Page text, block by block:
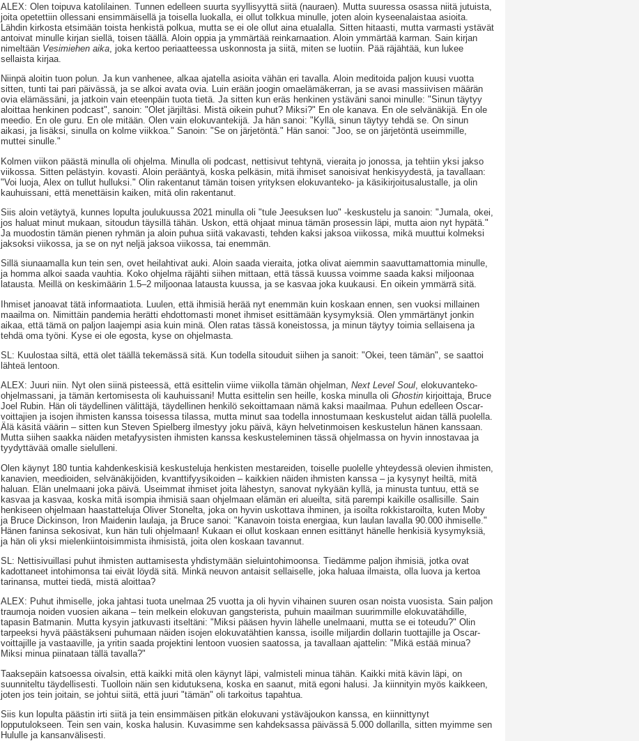
ALEX: Olen toipuva katolilainen. Tunnen edelleen suurta syyllisyyttä siitä (nauraen). Mutta suuressa osassa niitä jutuista,
joita opetettiin ollessani ensimmäisellä ja toisella luokalla, ei ollut tolkkua minulle, joten aloin kyseenalaistaa asioita.
Lähdin kirkosta etsimään toista henkistä polkua, mutta se ei ole ollut aina etualalla. Sitten hitaasti, mutta varmasti ystävät
antoivat minulle kirjan siellä, toisen täällä. Aloin oppia ja ymmärtää reinkarnaation. Aloin ymmärtää karman. Sain kirjan
nimeltään Vesimiehen aika , joka kertoo periaatteessa uskonnosta ja siitä, miten se luotiin. Pää räjähtää, kun lukee
sellaista kirjaa.
Niinpä aloitin tuon polun. Ja kun vanhenee, alkaa ajatella asioita vähän eri tavalla. Aloin meditoida paljon kuusi vuotta
sitten, tunti tai pari päivässä, ja se alkoi avata ovia. Luin erään joogin omaelämäkerran, ja se avasi massiivisen määrän
ovia elämässäni, ja jatkoin vain eteenpäin tuota tietä. Ja sitten kun eräs henkinen ystäväni sanoi minulle: "Sinun täytyy
aloittaa henkinen podcast", sanoin: "Olet järjiltäsi. Mistä oikein puhut? Miksi?" En ole kanava. En ole selvänäkijä. En ole
meedio. En ole guru. En ole mitään. Olen vain elokuvantekijä. Ja hän sanoi: "Kyllä, sinun täytyy tehdä se. On sinun
aikasi, ja lisäksi, sinulla on kolme viikkoa." Sanoin: "Se on järjetöntä." Hän sanoi: "Joo, se on järjetöntä useimmille,
muttei sinulle."
Kolmen viikon päästä minulla oli ohjelma. Minulla oli podcast, nettisivut tehtynä, vieraita jo jonossa, ja tehtiin yksi jakso
viikossa. Sitten pelästyin. kovasti. Aloin perääntyä, koska pelkäsin, mitä ihmiset sanoisivat henkisyydestä, ja tavallaan:
"Voi luoja, Alex on tullut hulluksi." Olin rakentanut tämän toisen yrityksen elokuvanteko- ja käsikirjoitusalustalle, ja olin
kauhuissani, että menettäisin kaiken, mitä olin rakentanut.
Siis aloin vetäytyä, kunnes lopulta joulukuussa 2021 minulla oli "tule Jeesuksen luo" -keskustelu ja sanoin: "Jumala, okei,
jos haluat minut mukaan, sitoudun täysillä tähän. Uskon, että ohjaat minua tämän prosessin läpi, mutta aion nyt hypätä."
Ja muodostin tämän pienen ryhmän ja aloin puhua siitä vakavasti, tehden kaksi jaksoa viikossa, mikä muuttui kolmeksi
jaksoksi viikossa, ja se on nyt neljä jaksoa viikossa, tai enemmän.
Sillä siunaamalla kun tein sen, ovet heilahtivat auki. Aloin saada vieraita, jotka olivat aiemmin saavuttamattomia minulle,
ja homma alkoi saada vauhtia. Koko ohjelma räjähti siihen mittaan, että tässä kuussa voimme saada kaksi miljoonaa
latausta. Meillä on keskimäärin 1.5–2 miljoonaa latausta kuussa, ja se kasvaa joka kuukausi. En oikein ymmärrä sitä.
Ihmiset janoavat tätä informaatiota. Luulen, että ihmisiä herää nyt enemmän kuin koskaan ennen, sen vuoksi millainen
maailma on. Nimittäin pandemia herätti ehdottomasti monet ihmiset esittämään kysymyksiä. Olen ymmärtänyt jonkin
aikaa, että tämä on paljon laajempi asia kuin minä. Olen ratas tässä koneistossa, ja minun täytyy toimia sellaisena ja
tehdä oma työni. Kyse ei ole egosta, kyse on ohjelmasta.
SL: Kuulostaa siltä, että olet täällä tekemässä sitä. Kun todella sitouduit siihen ja sanoit: "Okei, teen tämän", se saattoi
lähteä lentoon.
ALEX: Juuri niin. Nyt olen siinä pisteessä, että esittelin viime viikolla tämän ohjelman, Next Level Soul, elokuvanteko-
ohjelmassani, ja tämän kertomisesta oli kauhuissani! Mutta esittelin sen heille, koska minulla oli Ghostin kirjoittaja, Bruce
Joel Rubin. Hän oli täydellinen välittäjä, täydellinen henkilö sekoittamaan nämä kaksi maailmaa. Puhun edelleen Oscar-
voittajien ja isojen ihmisten kanssa toisessa tilassa, mutta minut saa todella innostumaan keskustelut aidan tällä puolella.
Älä käsitä väärin – sitten kun Steven Spielberg ilmestyy joku päivä, käyn helvetinmoisen keskustelun hänen kanssaan.
Mutta siihen saakka näiden metafyysisten ihmisten kanssa keskusteleminen tässä ohjelmassa on hyvin innostavaa ja
tyydyttävää omalle sielulleni.
Olen käynyt 180 tuntia kahdenkeskisiä keskusteluja henkisten mestareiden, toiselle puolelle yhteydessä olevien ihmisten,
kanavien, meedioiden, selvänäkijöiden, kvanttifyysikoiden – kaikkien näiden ihmisten kanssa – ja kysynyt heiltä, mitä
haluan. Elän unelmaani joka päivä. Useimmat ihmiset joita lähestyn, sanovat nykyään kyllä, ja minusta tuntuu, että se
kasvaa ja kasvaa, koska mitä isompia ihmisiä saan ohjelmaan elämän eri alueilta, sitä parempi kaikille osallisille. Sain
henkiseen ohjelmaan haastatteluja Oliver Stonelta, joka on hyvin uskottava ihminen, ja isoilta rokkistaroilta, kuten Moby
ja Bruce Dickinson, Iron Maidenin laulaja, ja Bruce sanoi: "Kanavoin toista energiaa, kun laulan lavalla 90.000 ihmiselle."
Hänen faninsa sekosivat, kun hän tuli ohjelmaan! Kukaan ei ollut koskaan ennen esittänyt hänelle henkisiä kysymyksiä,
ja hän oli yksi mielenkiintoisimmista ihmisistä, joita olen koskaan tavannut.
SL: Nettisivuillasi puhut ihmisten auttamisesta yhdistymään sieluintohimoonsa. Tiedämme paljon ihmisiä, jotka ovat
kadottaneet intohimonsa tai eivät löydä sitä. Minkä neuvon antaisit sellaiselle, joka haluaa ilmaista, olla luova ja kertoa
tarinansa, muttei tiedä, mistä aloittaa?
ALEX: Puhut ihmiselle, joka jahtasi tuota unelmaa 25 vuotta ja oli hyvin vihainen suuren osan noista vuosista. Sain paljon
traumoja noiden vuosien aikana – tein melkein elokuvan gangsterista, puhuin maailman suurimmille elokuvatähdille,
tapasin Batmanin. Mutta kysyin jatkuvasti itseltäni: "Miksi pääsen hyvin lähelle unelmaani, mutta se ei toteudu?" Olin
tarpeeksi hyvä päästäkseni puhumaan näiden isojen elokuvatähtien kanssa, isoille miljardin dollarin tuottajille ja Oscar-
voittajille ja vastaaville, ja yritin saada projektini lentoon vuosien saatossa, ja tavallaan ajattelin: "Mikä estää minua?
Miksi minua piinataan tällä tavalla?"
Taaksepäin katsoessa oivalsin, että kaikki mitä olen käynyt läpi, valmisteli minua tähän. Kaikki mitä kävin läpi, on
suunniteltu täydellisesti. Tuolloin näin sen kidutuksena, koska en saanut, mitä egoni halusi. Ja kiinnityin myös kaikkeen,
joten jos tein joitain, se johtui siitä, että juuri "tämän" oli tarkoitus tapahtua.
Siis kun lopulta päästin irti siitä ja tein ensimmäisen pitkän elokuvani ystäväjoukon kanssa, en kiinnittynyt
lopputulokseen. Tein sen vain, koska halusin. Kuvasimme sen kahdeksassa päivässä 5.000 dollarilla, sitten myimme sen
Hululle ja kansanvälisesti.